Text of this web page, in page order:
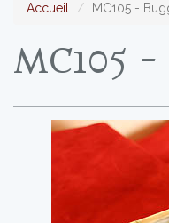
Accueil MC105 -
MC105 -